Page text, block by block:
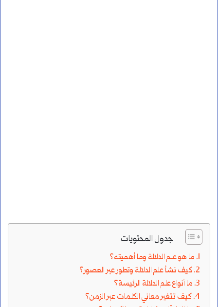
جدول المحتويات
ما هو علم الدلالة وما أهميته؟
كيف نشأ علم الدلالة وتطور عبر العصور؟
ما أنواع علم الدلالة الرئيسة؟
كيف تتغير معاني الكلمات عبر الزمن؟